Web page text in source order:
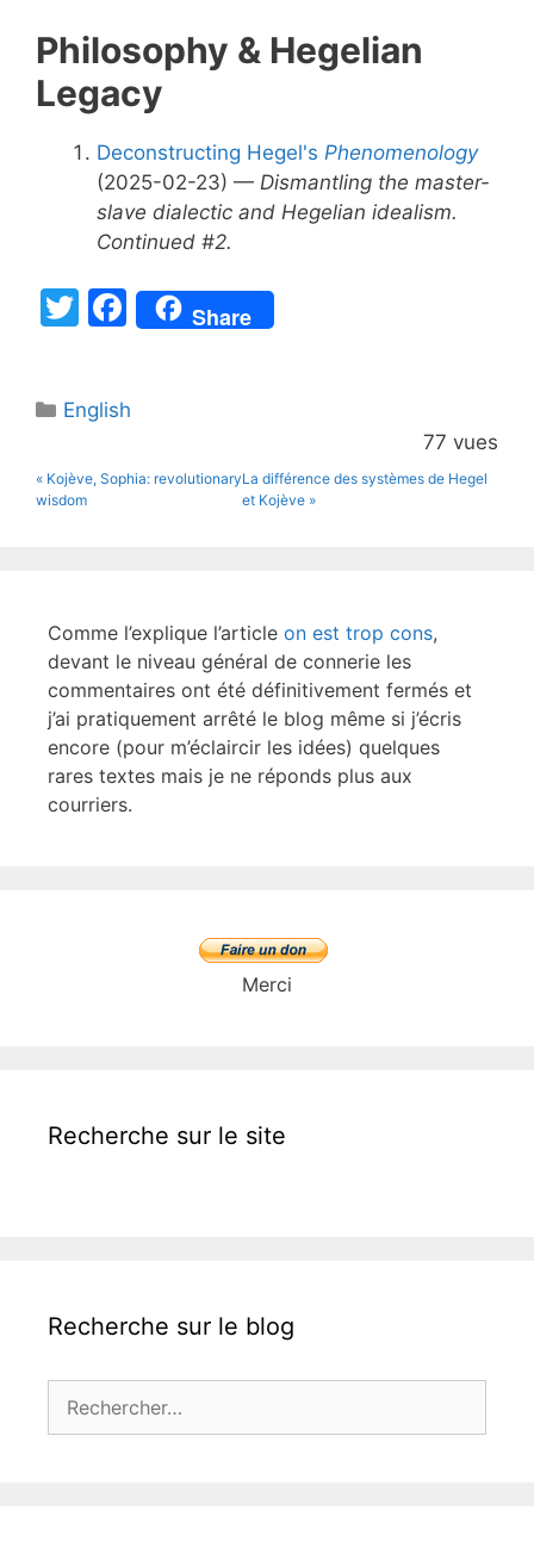
Philosophy & Hegelian
Legacy
Deconstructing Hegel's Phenomenology
(2025-02-23) — Dismantling the master-
slave dialectic and Hegelian idealism.
Continued #2.
T
er
F
a
e
o
Share
Catégories
English
77 vues
« Kojève, Sophia: revolutionary
wisdom
La différence des systèmes de Hegel
et Kojève »
Comme l’explique l’article on est trop cons,
devant le niveau général de connerie les
commentaires ont été définitivement fermés et
j’ai pratiquement arrêté le blog même si j’écris
encore (pour m’éclaircir les idées) quelques
rares textes mais je ne réponds plus aux
courriers.
Merci
Recherche sur le site
Recherche sur le blog